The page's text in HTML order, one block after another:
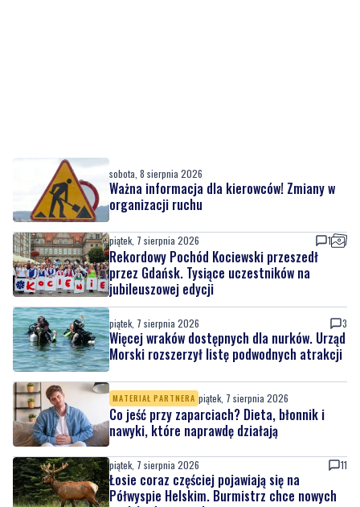
sobota, 8 sierpnia 2026
Ważna informacja dla kierowców! Zmiany w
organizacji ruchu
piątek, 7 sierpnia 2026
Rekordowy Pochód Kociewski przeszedł
przez Gdańsk. Tysiące uczestników na
jubileuszowej edycji
piątek, 7 sierpnia 2026 3
Więcej wraków dostępnych dla nurków. Urząd
Morski rozszerzył listę podwodnych atrakcji
MATERIAŁ PARTNERA piątek, 7 sierpnia 2026
Co jeść przy zaparciach? Dieta, błonnik i
nawyki, które naprawdę działają